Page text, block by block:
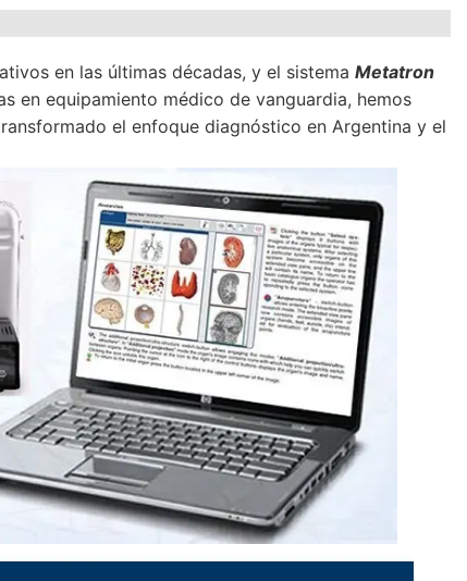
en las últimas décadas, y el sistema Metatron
en equipamiento médico de vanguardia, hemos
el enfoque diagnóstico en Argentina y el